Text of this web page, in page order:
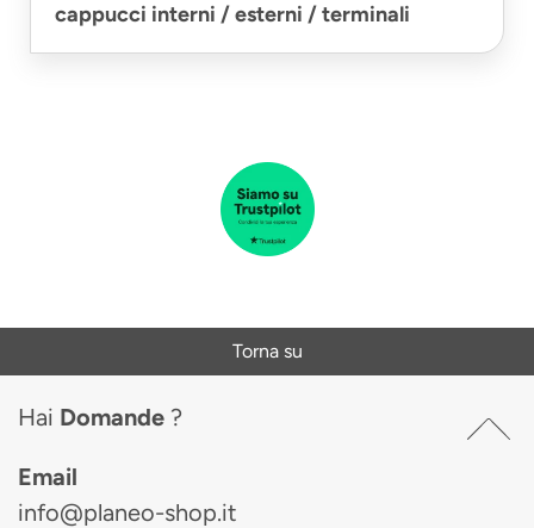
cappucci interni / esterni / terminali
Torna su
Hai Domande ?
Email
info@planeo-shop.it